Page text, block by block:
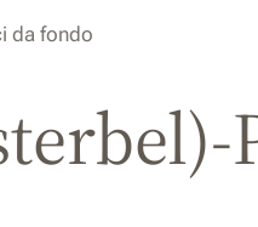
da fondo